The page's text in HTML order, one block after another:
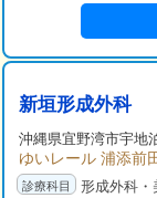
新垣形成外科
沖縄県宜野湾市宇地
ゆいレール 浦添前
形成外科